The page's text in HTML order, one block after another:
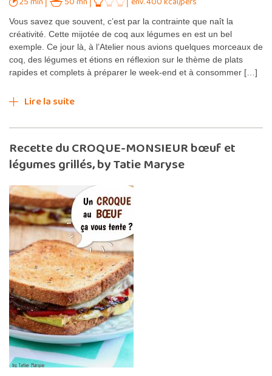
Vous savez que souvent, c’est par la contrainte que naît la
créativité. Cette mijotée de coq aux légumes en est un bel
exemple. Ce jour là, à l’Atelier nous avions quelques morceaux de
coq, des légumes et étions en réflexion sur le thème de plats
rapides et complets à préparer le week-end et à consommer […]
Lire la suite
Recette du CROQUE-MONSIEUR bœuf et
légumes grillés, by Tatie Maryse